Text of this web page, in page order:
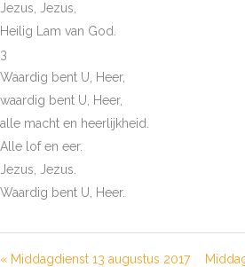
Jezus, Jezus,
Heilig Lam van God.
3
Waardig bent U, Heer,
waardig bent U, Heer,
alle macht en heerlijkheid.
Alle lof en eer.
Jezus, Jezus.
Waardig bent U, Heer.
« Middagdienst 13 augustus 2017